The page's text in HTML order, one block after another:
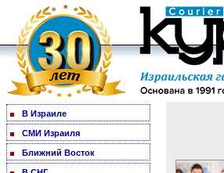
В Израиле
СМИ Израиля
Ближний Восток